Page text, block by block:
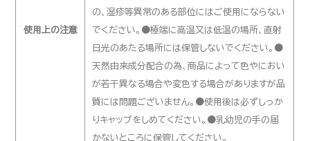
使用上の注意
の、湿疹等異常のある部位にはご使用にならない
でください。●極端に高温又は低温の場所、直射
日光のあたる場所には保管しないでください。●
天然由来成分配合の為、商品によって色やにおい
が若干異なる場合や変色する場合がありますが品
質には問題ございません。●使用後は必ずしっか
りキャップをしめてください。●乳幼児の手の届
かないところに保管してください。